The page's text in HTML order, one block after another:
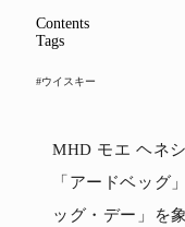
Contents
Tags
#ウイスキー
MHD モエ ヘネ
「アードベッグ
ッグ・デー」を